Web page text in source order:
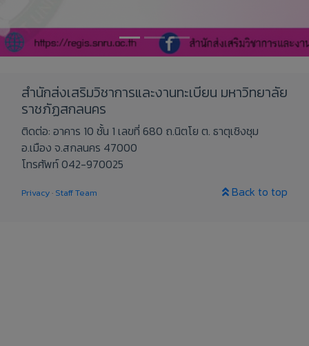
สำนักส่งเสริมวิชาการและงานทะเบียน มหาวิทยาลัย
ราชภัฏสกลนคร
ติดต่อ: อาคาร 10 ชั้น 1 เลขที่ 680 ถ.นิตโย ต. ธาตุเชิงชุม
อ.เมือง จ.สกลนคร 47000
โทรศัพท์ 042-970025
Back to top
Privacy· Staff Team